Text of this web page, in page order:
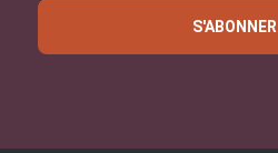
S'ABONNER